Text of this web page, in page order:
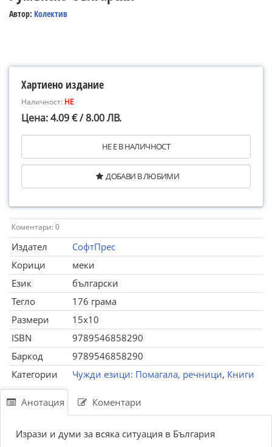
Автор: Колектив
Хартиено издание
Наличност: НЕ
Цена: 4.09 € / 8.00 ЛВ.
НЕ Е В НАЛИЧНОСТ
ДОБАВИ В ЛЮБИМИ
Коментари: 0
Издател
СофтПрес
Корици
меки
Език
български
Тегло
176 грама
Размери
15x10
ISBN
9789546858290
Баркод
9789546858290
Категории
Чужди езици: Помагала, речници, Книги
Анотация Коментари
Изрази и думи за всяка ситуация в България